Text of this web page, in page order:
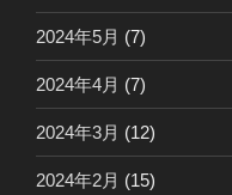
2024年5月 (7)
2024年4月 (7)
2024年3月 (12)
2024年2月 (15)